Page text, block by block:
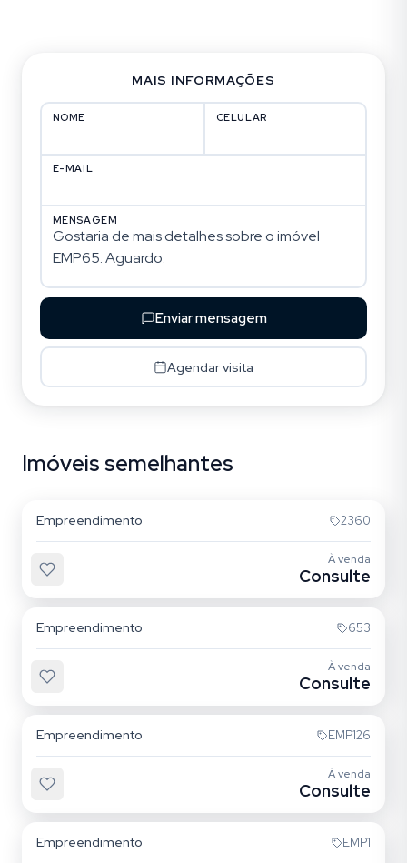
MAIS INFORMAÇÕES
NOME CELULAR
E-MAIL
MENSAGEM
Enviar mensagem
Agendar visita
Imóveis semelhantes
Lagoa da Conceição
Empreendimento 2360
À venda
Consulte
Empreendimento 653
À venda
Consulte
Empreendimento EMP126
À venda
Consulte
Empreendimento EMP1